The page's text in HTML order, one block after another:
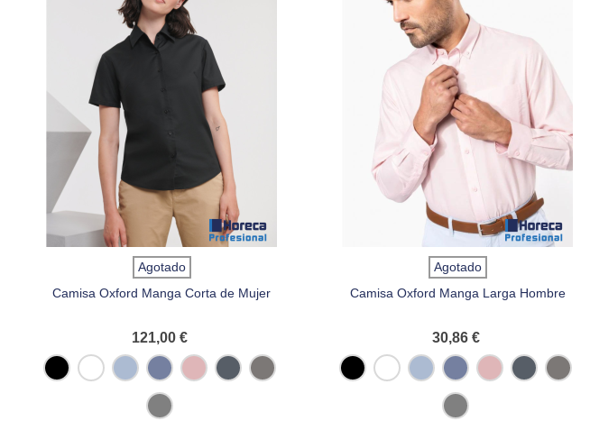
Agotado
Camisa Oxford Manga Corta de Mujer
121,00 €
Negro Blanco Oxford
Blue
Oxford
Cobalt
Oxford
Pink
Oxford
Navy
Oxford
Silver
Oxford
Zinc
Agotado
Camisa Oxford Manga Larga Hombre
30,86 €
Negro Blanco Oxford
Blue
Oxford
Cobalt
Oxford
Pink
Oxford
Navy
Oxford
Silver
Oxford
Zinc